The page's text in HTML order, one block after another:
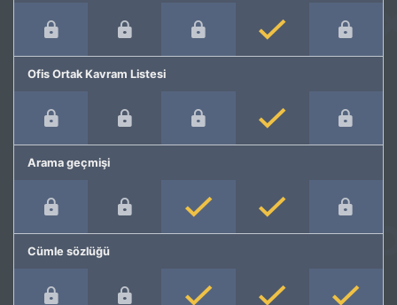
Ofis Ortak Kavram Listesi
Arama geçmişi
Cümle sözlüğü